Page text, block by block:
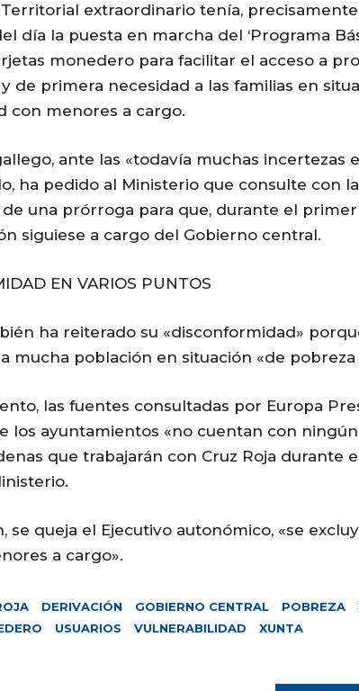
Territorial extraordinario tenía,
día la puesta en marcha del ‘Programa
monedero para facilitar el acceso a
de primera necesidad a las familias en
con menores a cargo.
ante las «todavía muchas incertezas
ha pedido al Ministerio que consulte con
de una prórroga para que, durante el
siguiese a cargo del Gobierno central.
EN VARIOS PUNTOS
ha reiterado su «disconformidad»
mucha población en situación «de pobreza
las fuentes consultadas por Europa
los ayuntamientos «no cuentan con
que trabajarán con Cruz Roja durante
se queja el Ejecutivo autonómico, «se
a cargo».
DERIVACIÓN GOBIERNO CENTRAL POBREZA
USUARIOS VULNERABILIDAD XUNTA